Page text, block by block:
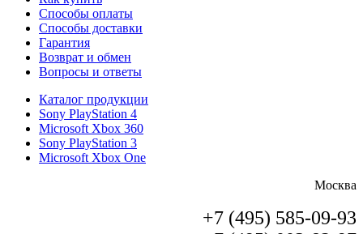
Способы оплаты
Способы доставки
Гарантия
Возврат и обмен
Вопросы и ответы
Каталог продукции
Sony PlayStation 4
Microsoft Xbox 360
Sony PlayStation 3
Microsoft Xbox One
Москва
+7 (495) 585-09-93